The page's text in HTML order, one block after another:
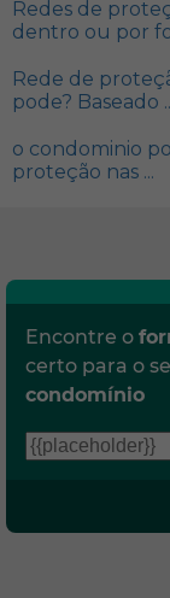
Redes de
dentro ou por
Rede de
pode? Baseado
o condominio
proteção nas ...
Encontre o
certo para o
condomínio